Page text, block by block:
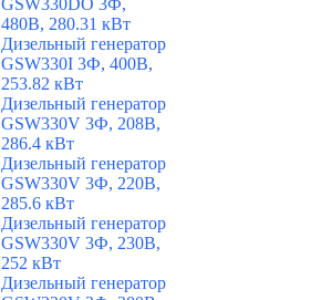
GSW330DO 3Ф,
480В, 280.31 кВт
Дизельный генератор
GSW330I 3Ф, 400В,
253.82 кВт
Дизельный генератор
GSW330V 3Ф, 208В,
286.4 кВт
Дизельный генератор
GSW330V 3Ф, 220В,
285.6 кВт
Дизельный генератор
GSW330V 3Ф, 230В,
252 кВт
Дизельный генератор